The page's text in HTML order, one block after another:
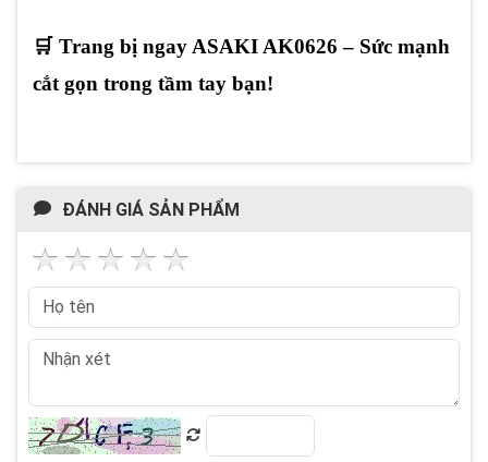
🛒 Trang bị ngay ASAKI AK0626 – Sức mạnh
cắt gọn trong tầm tay bạn!
ĐÁNH GIÁ SẢN PHẨM